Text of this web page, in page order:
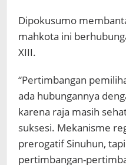
Dipokusumo
mahkota ini
XIII.
“Pertimbangan
ada hubungannya
karena raja masih
suksesi. Mekanisme
prerogatif Sinuhun,
pertimbangan-